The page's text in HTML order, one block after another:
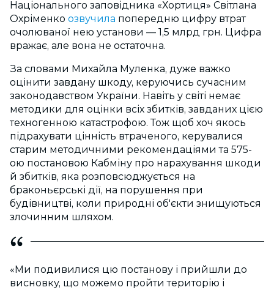
Національного заповідника «Хортиця» Світлана
Охріменко озвучила попередню цифру втрат
очолюваної нею установи — 1,5 млрд грн. Цифра
вражає, але вона не остаточна.
За словами Михайла Муленка, дуже важко
оцінити завдану шкоду, керуючись сучасним
законодавством України. Навіть у світі немає
методики для оцінки всіх збитків, завданих цією
техногенною катастрофою. Тож щоб хоч якось
підрахувати цінність втраченого, керувалися
старим методичними рекомендаціями та 575-
ою постановою Кабміну про нарахування шкоди
й збитків, яка розповсюджується на
браконьєрські дії, на порушення при
будівництві, коли природні об'єкти знищуються
злочинним шляхом.
«Ми подивилися цю постанову і прийшли до
висновку, що можемо пройти територію і